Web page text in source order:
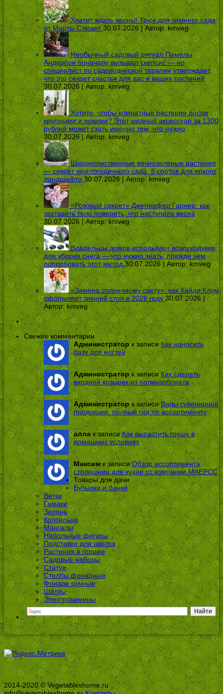
Хватит ждать весны! Трюк для зимнего сада
от Марты Стюарт 30.07.2026 | Автор:kmveg
Необычный садовый ритуал Памелы
Андерсон поначалу вызывал скепсис — но
специалист по садоводческой терапии утверждает,
что это секрет счастья для вас и ваших растений
30.07.2026 | Автор: kmveg
Хотите, чтобы комнатные растения росли
крупными и яркими? Этот медный аксессуар за 1300
рублей может стать именно тем, что нужно
30.07.2026 | Автор: kmveg
Широколиственные вечнозеленые растения
— секрет круглогодичного сада: 8 сортов для яркого
ландшафта 30.07.2026 | Автор:kmveg
«Розовый секрет» Дженнифер Гарнер: как
заставить тело поверить, что наступила весна
30.07.2026 | Автор:kmveg
Владельцы домов используют воздуходувки
для уборки снега — что нужно знать, прежде чем
попробовать этот метод 30.07.2026 | Автор:kmveg
«Замена солнечному свету»: как Хайди Клум
оформляет зимний стол в 2026 году 30.07.2026 |
Автор: kmveg
Свежие комментарии
Администраторк записиКак наносить
базу для ногтей
Администраторк записиКак сделать
входной козырек из поликарбоната
Администратор к записиВиды сувенирной
продукции: полный гид по ассортименту
аллак записи Как вырастить грушу в
домашних условиях
Максимк записиОбзор ассортимента
столешниц для кухни от компании МАЕРСС
Товары для дачи
Бутылки и банки
Ветки
Гамаки
Зелень
Коптильни
Мангалы
Напольные фигуры
Подставки для цветов
Растения в горшке
Садовые наборы
Статуи
Столбы фонарные
Фонари ручные
Шатры
Электрокамины
2014-2020 © Vegetableshome.ru